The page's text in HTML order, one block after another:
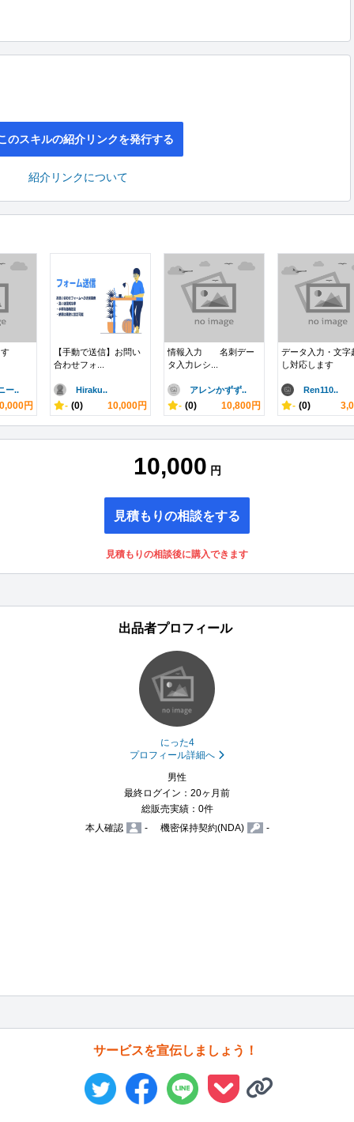
のスキルの紹介リンクを発行する
紹介リンクについて
ー..
円
【手動で送信】お問い
合わせフォ...
Hiraku..
- (0) 10,000円
情報入力 名刺デー
タ入力レシ...
アレンかずず..
- (0) 10,800円
データ入力・文字
し対応します
Ren110..
- (0)
10,000 円
見積もりの相談をする
見積もりの相談後に購入できます
出品者プロフィール
にった4
プロフィール詳細へ
男性
最終ログイン：20ヶ月前
総販売実績：0件
本人確認
- 機密保持契約(NDA) -
サービスを宣伝しましょう！